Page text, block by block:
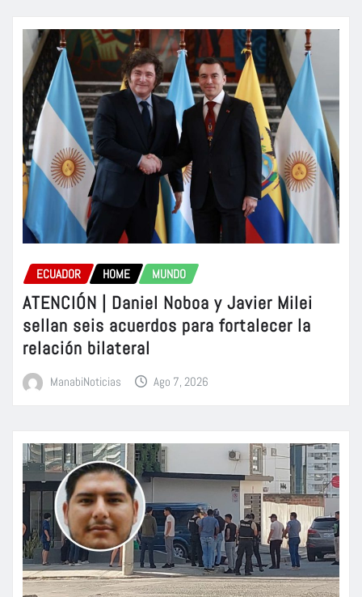
ECUADOR HOME MUNDO
ATENCIÓN | Daniel Noboa y Javier Milei
sellan seis acuerdos para fortalecer la
relación bilateral
ManabiNoticias Ago 7, 2026